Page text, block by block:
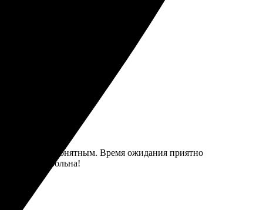
заказывать снова!
интуитивно понятным. Время ожидания приятно
довольна!